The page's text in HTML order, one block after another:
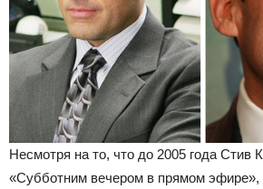
Несмотря на то, что до 2005 года Стив
«Субботним вечером в прямом